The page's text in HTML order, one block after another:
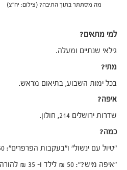
מה מסתתר בתוך התיבה? (צילום: יח"צ)
למי מתאים?
גילאי שנתיים ומעלה.
מתי?
בכל ימות השבוע, בתיאום מראש.
איפה?
שדרות ירושלים 214, חולון.
כמה?
"טיול עם ינשול" ו"בעקבות הפרפרים": 50 ₪.
"איפה מיש?": 50 ₪ לילד ו- 35 ₪ להורה.